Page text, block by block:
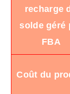
recharge
solde géré
FBA
Coût du